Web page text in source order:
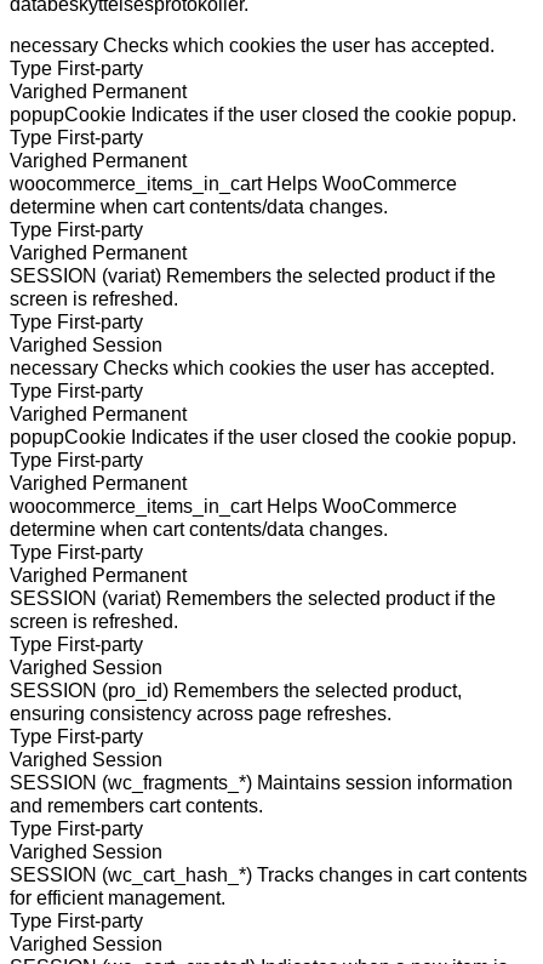
necessary Checks which cookies the user has accepted.
Type First-party
Varighed Permanent
popupCookie Indicates if the user closed the cookie popup.
Type First-party
Varighed Permanent
woocommerce_items_in_cart Helps WooCommerce
determine when cart contents/data changes.
Type First-party
Varighed Permanent
SESSION (variat) Remembers the selected product if the
screen is refreshed.
Type First-party
Varighed Session
necessary Checks which cookies the user has accepted.
Type First-party
Varighed Permanent
popupCookie Indicates if the user closed the cookie popup.
Type First-party
Varighed Permanent
woocommerce_items_in_cart Helps WooCommerce
determine when cart contents/data changes.
Type First-party
Varighed Permanent
SESSION (variat) Remembers the selected product if the
screen is refreshed.
Type First-party
Varighed Session
SESSION (pro_id) Remembers the selected product,
ensuring consistency across page refreshes.
Type First-party
Varighed Session
SESSION (wc_fragments_*) Maintains session information
and remembers cart contents.
Type First-party
Varighed Session
SESSION (wc_cart_hash_*) Tracks changes in cart contents
for efficient management.
Type First-party
Varighed Session